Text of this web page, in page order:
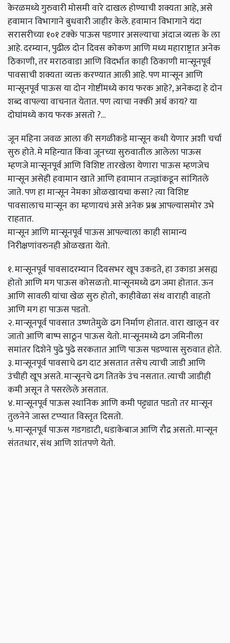
केरळमध्ये गुरुवारी मोसमी वारे दाखल होण्याची शक्यता आहे, असे
हवामान विभागाने बुधवारी जाहीर केले. हवामान विभागाने यंदा
सरासरीच्या १०१ टक्के पाऊस पडणार असल्याचा अंदाज व्यक्त के ला
आहे. दरम्यान, पुढील दोन दिवस कोकण आणि मध्य महाराष्ट्रात अनेक
ठिकाणी, तर मराठवाडा आणि विदर्भात काही ठिकाणी मान्सूनपूर्व
पावसाची शक्यता व्यक्त करण्यात आली आहे. पण मान्सून आणि
मान्सूनपूर्व पाऊस या दोन गोष्टींमध्ये काय फरक आहे?, अनेकदा हे दोन
शब्द वापल्या वाचनात येतात. पण त्याचा नक्की अर्थ काय? या
दोघांमध्ये काय फरक असतो ?…
जून महिना जवळ आला की सगळीकडे मान्सून कधी येणार अशी चर्चा
सुरु होते. मे महिन्यात किंवा जूनच्या सुरुवातील आलेला पाऊस
म्हणजे मान्सूनपूर्व आणि विशिष्ट तारखेला येणारा पाऊस म्हणजेच
मान्सून असेही हवामान खाते आणि हवामान तज्ज्ञांकडून सांगितले
जाते. पण हा मान्सून नेमका ओळखायचा कसा? त्या विशिष्ट
पावसालाच मान्सून का म्हणायचं असे अनेक प्रश्न आपल्यासमोर उभे
राहतात.
मान्सून आणि मान्सूनपूर्व पाऊस आपल्याला काही सामान्य
निरीक्षणांवरुनही ओळखता येतो.
१. मान्सूनपूर्व पावसादरम्यान दिवसभर खूप उकडते, हा उकाडा असह्य
होतो आणि मग पाऊस कोसळतो. मान्सूनमध्ये ढग जमा होतात. ऊन
आणि सावली यांचा खेळ सुरु होतो, काहीवेळा संथ वाराही वाहतो
आणि मग हा पाऊस पडतो.
२. मान्सूनपूर्व पावसात उष्णतेमुळे ढग निर्माण होतात. वारा खालून वर
जातो आणि बाष्प साठून पाऊस येतो. मान्सूनमध्ये ढग जमिनीला
समांतर दिशेने पुढे पुढे सरकतात आणि पाऊस पडण्यास सुरुवात होते.
३. मान्सूनपूर्व पावसाचे ढग दाट असतात तसेच त्याची जाडी आणि
उंचीही खूप असते. मान्सूनचे ढग तितके उंच नसतात. त्याची जाडीही
कमी असून ते पसरलेले असतात.
४. मान्सूनपूर्व पाऊस स्थानिक आणि कमी पट्ट्यात पडतो तर मान्सून
तुलनेने जास्त टप्प्यात विस्तृत दिसतो.
५. मान्सूनपूर्व पाऊस गडगडाटी, धडाकेबाज आणि रौद्र असतो. मान्सून
संततधार, संथ आणि शांतपणे येतो.